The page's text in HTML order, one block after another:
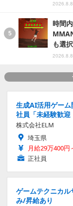
時間
も選
生成AI活用ゲー
社員「未経験歓
株式会社ELM
埼玉県
月給29万400円
正社員
ゲームテクニカ
み/昇給あり